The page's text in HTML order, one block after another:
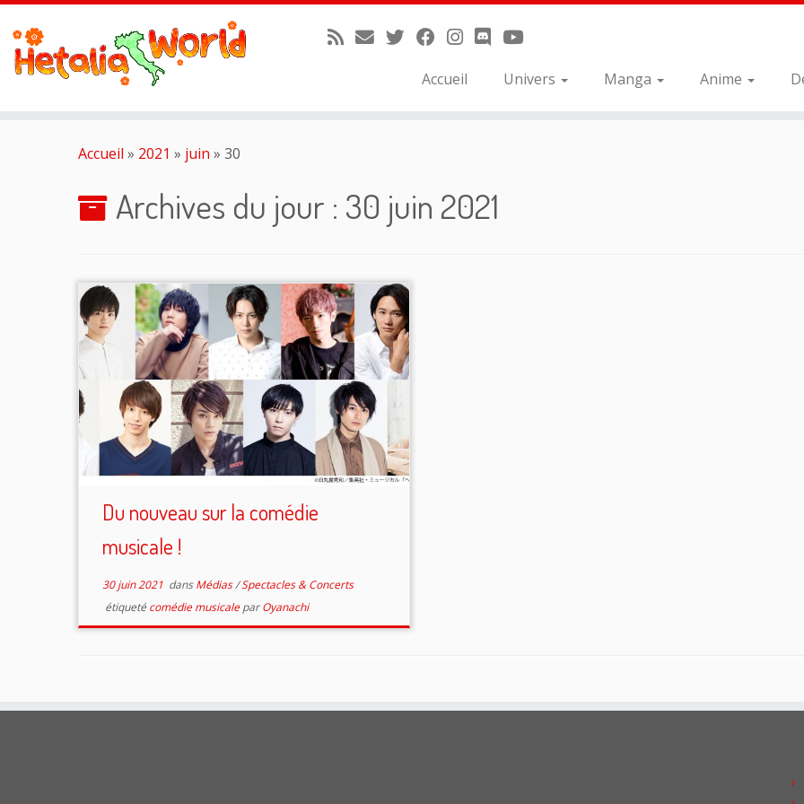
Accueil Univers Manga Anime
Accueil » 2021 » juin » 30
Archives du jour : 30 juin 2021
Du nouveau sur la comédie
musicale !
30 juin 2021dansMédias/Spectacles & Concerts
étiqueté comédie musicaleparOyanachi